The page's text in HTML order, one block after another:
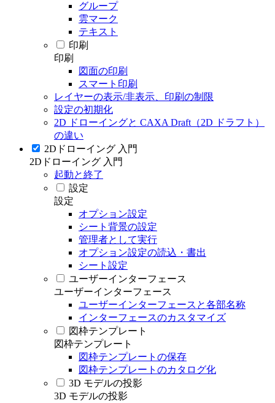
グループ
雲マーク
テキスト
印刷
印刷
図面の印刷
スマート印刷
レイヤーの表示/非表示、印刷の制限
設定の初期化
2D ドローイングと CAXA Draft（2D ドラフト）
の違い
2Dドローイング 入門
2Dドローイング 入門
起動と終了
設定
設定
オプション設定
シート背景の設定
管理者として実行
オプション設定の読込・書出
シート設定
ユーザーインターフェース
ユーザーインターフェース
ユーザーインターフェースと各部名称
インターフェースのカスタマイズ
図枠テンプレート
図枠テンプレート
図枠テンプレートの保存
図枠テンプレートのカタログ化
3D モデルの投影
3D モデルの投影